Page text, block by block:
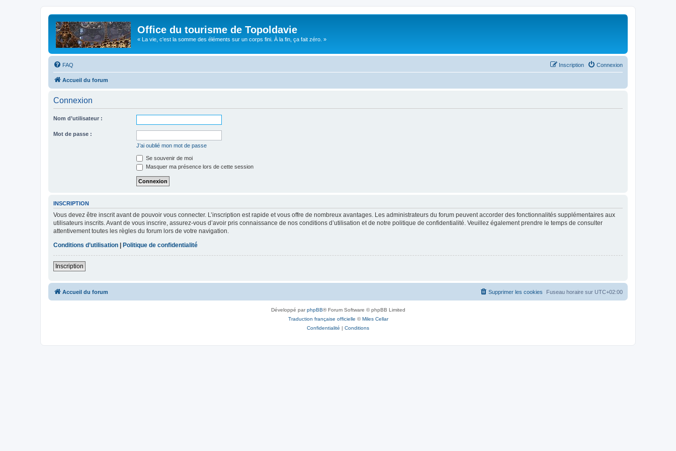
Office du tourisme de Topoldavie
« La vie, c'est la somme des éléments sur un corps fini. À la fin, ça fait zéro. »
FAQ Connexion
Inscription
Accueil du forum
Connexion
Nom d’utilisateur :
Mot de passe :
J’ai oublié mon mot de passe
Se souvenir de moi
Masquer ma présence lors de cette session
INSCRIPTION
Vous devez être inscrit avant de pouvoir vous connecter. L’inscription est rapide et vous offre de nombreux avantages. Les administrateurs du forum peuvent accorder des fonctionnalités supplémentaires aux
utilisateurs inscrits. Avant de vous inscrire, assurez-vous d’avoir pris connaissance de nos conditions d’utilisation et de notre politique de confidentialité. Veuillez également prendre le temps de consulter
attentivement toutes les règles du forum lors de votre navigation.
Conditions d’utilisation
Politique de confidentialité
Inscription
Accueil du forum Fuseau horaire sur UTC+02:00
Supprimer les cookies
Développé parphpBB® Forum Software © phpBB Limited
Traduction française officielle ©Miles Cellar
Confidentialité | Conditions